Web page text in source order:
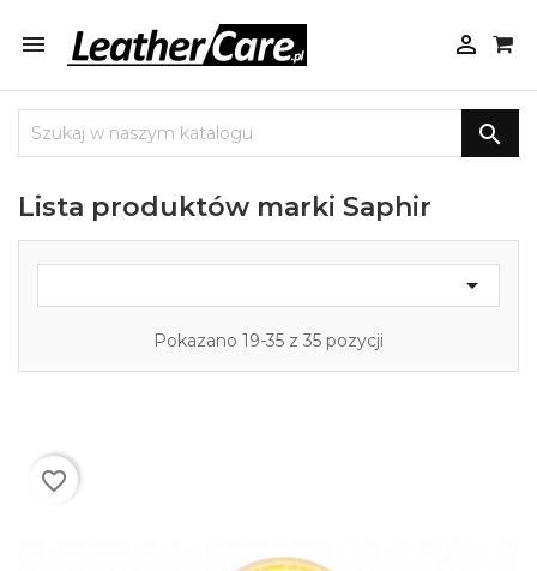
 

Lista produktów marki Saphir

Pokazano 19-35 z 35 pozycji
favorite_border